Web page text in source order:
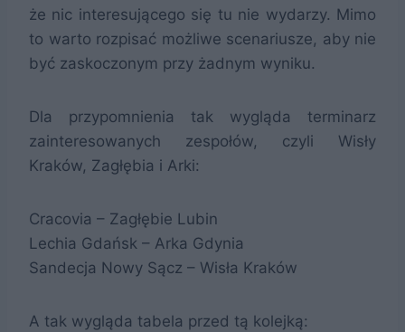
że nic interesującego się tu nie wydarzy. Mimo
to warto rozpisać możliwe scenariusze, aby nie
być zaskoczonym przy żadnym wyniku.
Dla przypomnienia tak wygląda terminarz
zainteresowanych zespołów, czyli Wisły
Kraków, Zagłębia i Arki:
Cracovia – Zagłębie Lubin
Lechia Gdańsk – Arka Gdynia
Sandecja Nowy Sącz – Wisła Kraków
A tak wygląda tabela przed tą kolejką: